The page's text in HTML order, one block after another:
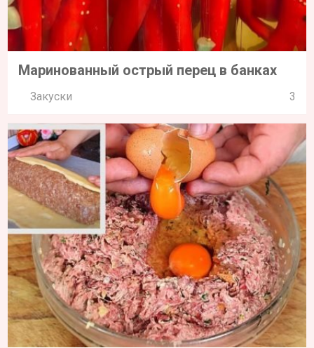
Маринованный острый перец в банках
Закуски 3